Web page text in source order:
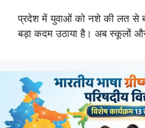
प्रदेश में युवाओं को नशे की लत से
बड़ा कदम उठाया है। अब स्कूलों